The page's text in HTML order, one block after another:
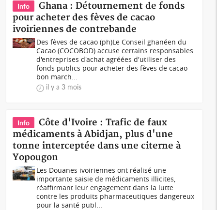
Info
Ghana : Détournement de fonds
pour acheter des fèves de cacao
ivoiriennes de contrebande
Des fèves de cacao (ph)Le Conseil ghanéen du
Cacao (COCOBOD) accuse certains responsables
d'entreprises d'achat agréées d'utiliser des
fonds publics pour acheter des fèves de cacao
bon march...
il y a 3 mois
Info
Côte d'Ivoire : Trafic de faux
médicaments à Abidjan, plus d'une
tonne interceptée dans une citerne à
Yopougon
Les Douanes ivoiriennes ont réalisé une
importante saisie de médicaments illicites,
réaffirmant leur engagement dans la lutte
contre les produits pharmaceutiques dangereux
pour la santé publ...